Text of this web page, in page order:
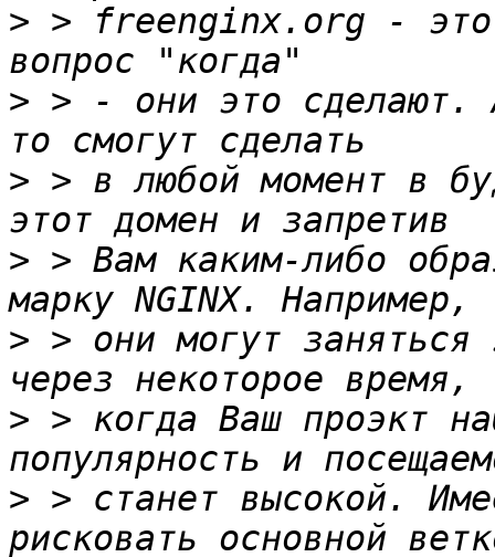
> > freenginx.org - это
> > - они это сделают.
> > в любой момент в
> > Вам каким-либо
> > они могут
> > когда Ваш проэкт
> > станет высокой.